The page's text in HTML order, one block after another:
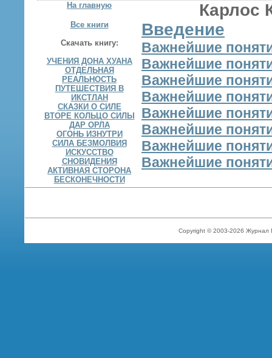
На главную Карлос
Все книги
Скачать книгу:
УЧЕНИЯ ДОНА ХУАНА
ОТДЕЛЬНАЯ
РЕАЛЬНОСТЬ
ПУТЕШЕСТВИЯ В
ИКСТЛАН
СКАЗКИ О СИЛЕ
ВТОРЕ КОЛЬЦО СИЛЫ
ДАР ОРЛА
ОГОНЬ ИЗНУТРИ
СИЛА БЕЗМОЛВИЯ
ИСКУССТВО
СНОВИДЕНИЯ
АКТИВНАЯ СТОРОНА
БЕСКОНЕЧНОСТИ
Введение
Важнейшие
Важнейшие
Важнейшие
Важнейшие
Важнейшие
Важнейшие
Важнейшие
Важнейшие
Copyright © 2003-2026 Журнал